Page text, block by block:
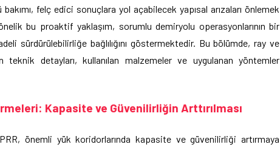
felç edici sonuçlara yol açabilecek yapısal arızaları önlemek
bu proaktif yaklaşım, sorumlu demiryolu operasyonlarının bir
sürdürülebilirliğe bağlılığını göstermektedir. Bu bölümde, ray ve
teknik detayları, kullanılan malzemeler ve uygulanan yöntemler
Kapasite ve Güvenilirliğin Arttırılması
önemli yük koridorlarında kapasite ve güvenilirliği artırmaya